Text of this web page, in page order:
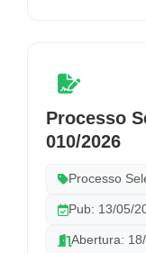
Processo
010/2026
Processo
Pub: 13/05/
Abertura: